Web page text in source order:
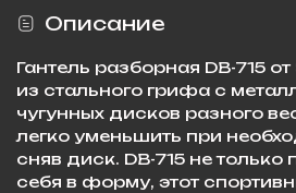
Описание
Гантель разборная DB-715
из стального грифа с
чугунных дисков разного
легко уменьшить при
сняв диск. DB-715 не
себя в форму, этот